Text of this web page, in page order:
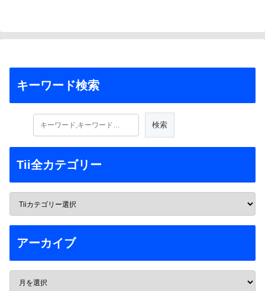
キーワード検索
Tii全カテゴリー
アーカイブ